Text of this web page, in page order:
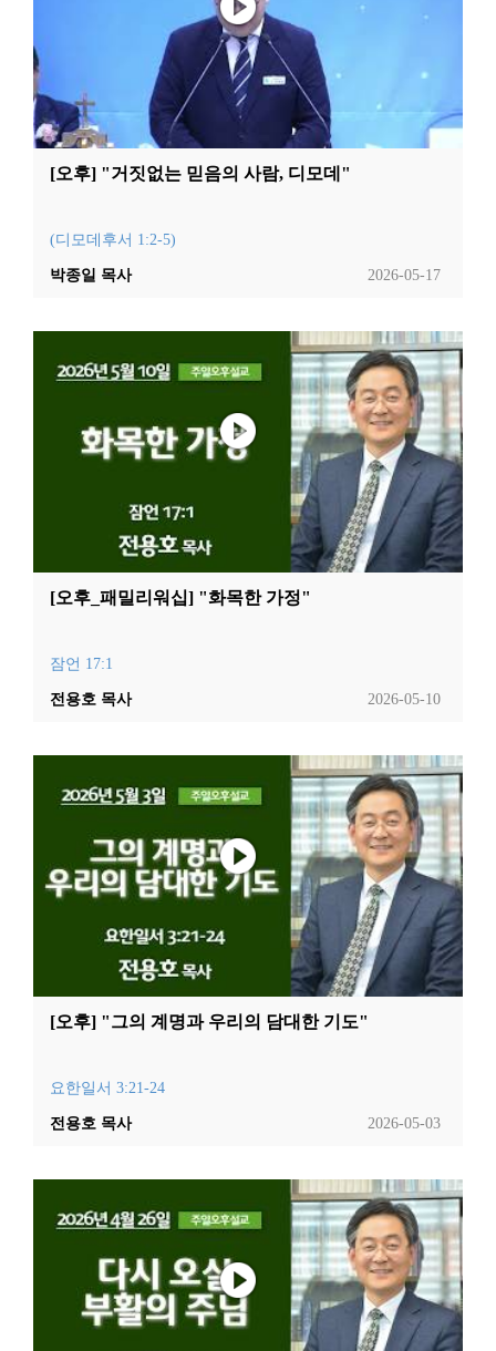
[오후] "거짓없는 믿음의 사람, 디모데"
(디모데후서 1:2-5)
2026-05-17
박종일 목사
[오후_패밀리워십] "화목한 가정"
잠언 17:1
2026-05-10
전용호 목사
[오후] "그의 계명과 우리의 담대한 기도"
요한일서 3:21-24
2026-05-03
전용호 목사